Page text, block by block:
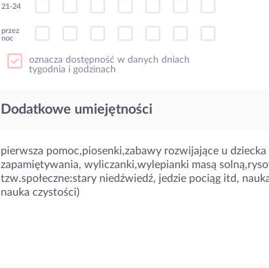
21-24
przez
noc
oznacza dostępność w danych dniach
tygodnia i godzinach
Dodatkowe umiejętności
pierwsza pomoc,piosenki,zabawy rozwijające u
zapamiętywania, wyliczanki,wylepianki masą
tzw.społeczne:stary niedźwiedź, jedzie pociąg itd,
nauka czystości)